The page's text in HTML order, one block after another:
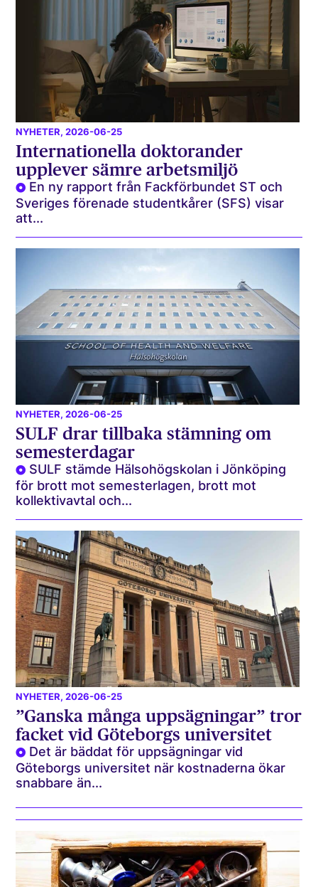
NYHETER, 2026-06-25
Internationella doktorander
upplever sämre arbetsmiljö
En ny rapport från Fackförbundet ST och
Sveriges förenade studentkårer (SFS) visar
att...
NYHETER, 2026-06-25
SULF drar tillbaka stämning om
semesterdagar
SULF stämde Hälsohögskolan i Jönköping
för brott mot semesterlagen, brott mot
kollektivavtal och...
NYHETER, 2026-06-25
”Ganska många uppsägningar” tror
facket vid Göteborgs universitet
Det är bäddat för uppsägningar vid
Göteborgs universitet när kostnaderna ökar
snabbare än...